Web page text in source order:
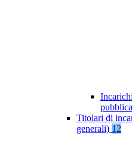
Titolari di
generali) 12